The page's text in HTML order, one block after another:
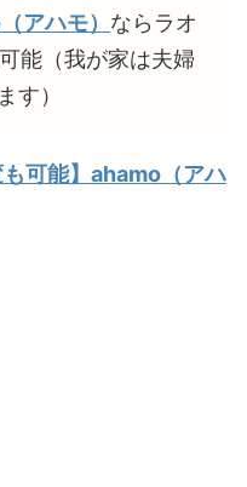
アハモ） ならラオ
能（我が家は夫婦
す）
可能】ahamo（アハ